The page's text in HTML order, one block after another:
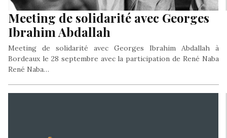
Meeting de solidarité avec Georges
Ibrahim Abdallah
Meeting de solidarité avec Georges Ibrahim Abdallah à
Bordeaux le 28 septembre avec la participation de René Naba
René Naba…